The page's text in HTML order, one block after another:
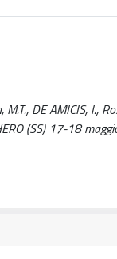
DE AMICIS, I.,
(SS) 17-18